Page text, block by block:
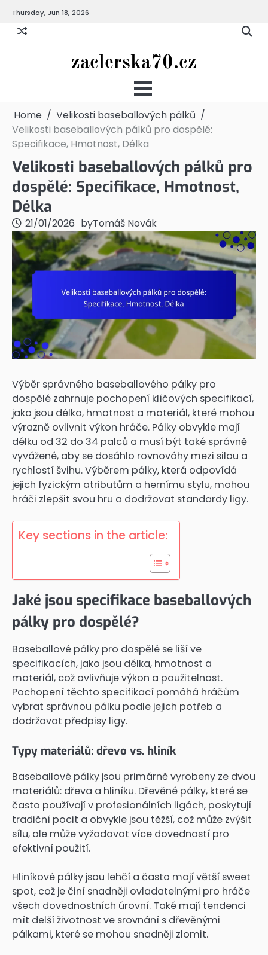
content
Thursday, Jun 18, 2026
zaclerska70.cz
Home
Velikosti baseballových pálků
Velikosti baseballových pálků pro dospělé:
Specifikace, Hmotnost, Délka
Velikosti baseballových pálků pro
dospělé: Specifikace, Hmotnost,
Délka
21/01/2026 byTomáš Novák
Výběr správného baseballového pálky pro
dospělé zahrnuje pochopení klíčových specifikací,
jako jsou délka, hmotnost a materiál, které mohou
výrazně ovlivnit výkon hráče. Pálky obvykle mají
délku od 32 do 34 palců a musí být také správně
vyvážené, aby se dosáhlo rovnováhy mezi silou a
rychlostí švihu. Výběrem pálky, která odpovídá
jejich fyzickým atributům a hernímu stylu, mohou
hráči zlepšit svou hru a dodržovat standardy ligy.
Key sections in the article:
Jaké jsou specifikace baseballových
pálky pro dospělé?
Baseballové pálky pro dospělé se liší ve
specifikacích, jako jsou délka, hmotnost a
materiál, což ovlivňuje výkon a použitelnost.
Pochopení těchto specifikací pomáhá hráčům
vybrat správnou pálku podle jejich potřeb a
dodržovat předpisy ligy.
Typy materiálů: dřevo vs. hliník
Baseballové pálky jsou primárně vyrobeny ze dvou
materiálů: dřeva a hliníku. Dřevěné pálky, které se
často používají v profesionálních ligách, poskytují
tradiční pocit a obvykle jsou těžší, což může zvýšit
sílu, ale může vyžadovat více dovedností pro
efektivní použití.
Hliníkové pálky jsou lehčí a často mají větší sweet
spot, což je činí snadněji ovladatelnými pro hráče
všech dovednostních úrovní. Také mají tendenci
mít delší životnost ve srovnání s dřevěnými
pálkami, které se mohou snadněji zlomit.